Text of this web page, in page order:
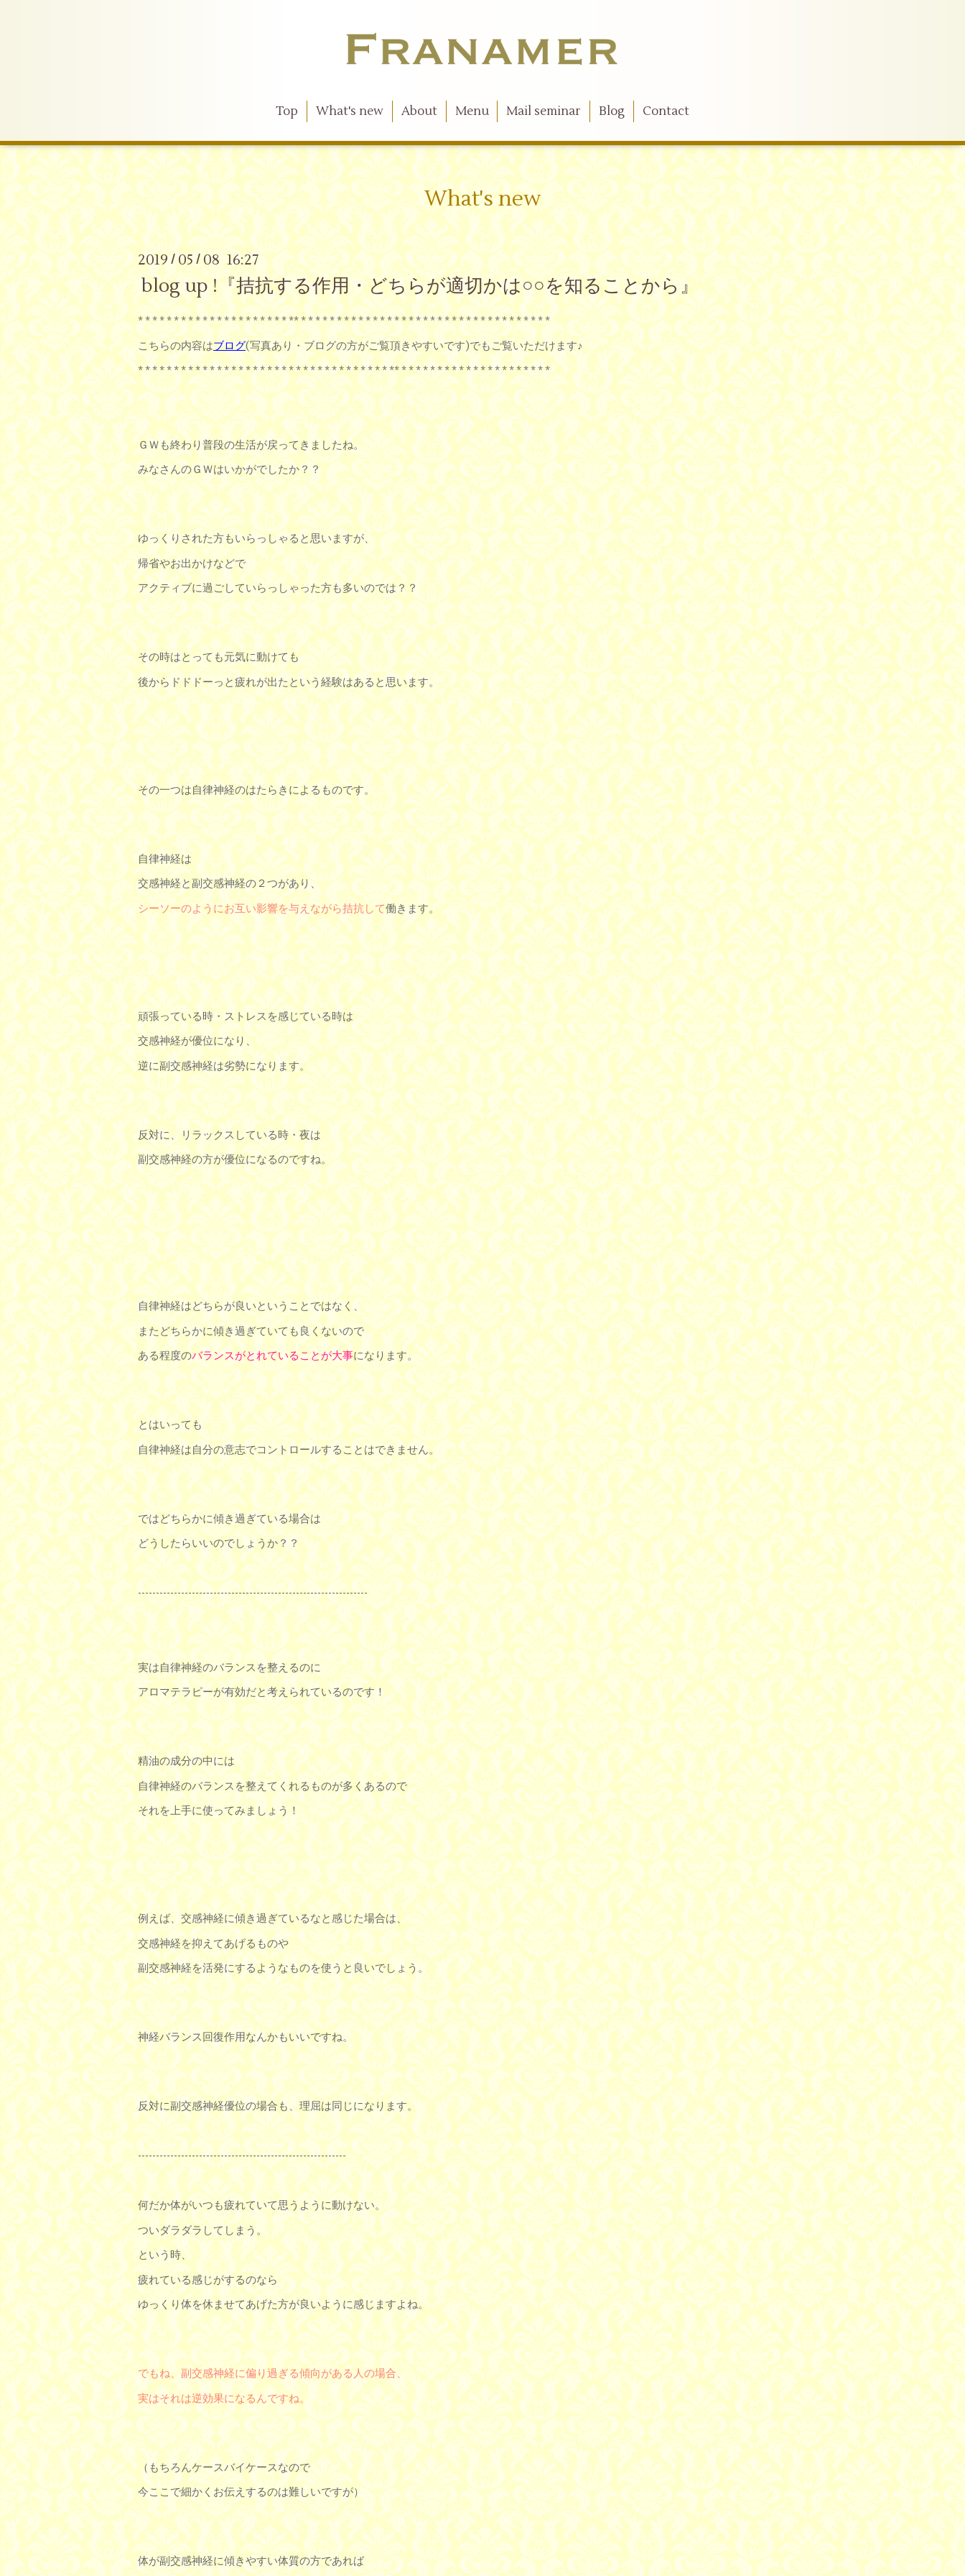
Top What's new About Menu Mail seminar Blog Contact
What's new
2019/05/08 16:27
blog up !『拮抗する作用・どちらが適切かは○○を知ることから』
* * * * * * * * * * * * * * * * * * * * * ** * * * * * * * * * * * * * * * * * * * * * * * * * * * * * * * * * * *
こちらの内容はブログ(写真あり・ブログの方がご覧頂きやすいです)でもご覧いただけます♪
* * * * * * * * * * * * * * * * * * * * * * * * * * * * * * * * * * * ** * * * * * * * * * * * * * * * * * * * * *
ＧＷも終わり普段の生活が戻ってきましたね。
みなさんのＧＷはいかがでしたか？？
ゆっくりされた方もいらっしゃると思いますが、
帰省やお出かけなどで
アクティブに過ごしていらっしゃった方も多いのでは？？
その時はとっても元気に動けても
後からドドドーっと疲れが出たという経験はあると思います。
その一つは自律神経のはたらきによるものです。
自律神経は
交感神経と副交感神経の２つがあり、
シーソーのようにお互い影響を与えながら拮抗して働きます。
頑張っている時・ストレスを感じている時は
交感神経が優位になり、
逆に副交感神経は劣勢になります。
反対に、リラックスしている時・夜は
副交感神経の方が優位になるのですね。
自律神経はどちらが良いということではなく、
またどちらかに傾き過ぎていても良くないので
ある程度のバランスがとれていることが大事になります。
とはいっても
自律神経は自分の意志でコントロールすることはできません。
ではどちらかに傾き過ぎている場合は
どうしたらいいのでしょうか？？
----------------------------------------------------------------
実は自律神経のバランスを整えるのに
アロマテラピーが有効だと考えられているのです！
精油の成分の中には
自律神経のバランスを整えてくれるものが多くあるので
それを上手に使ってみましょう！
例えば、交感神経に傾き過ぎているなと感じた場合は、
交感神経を抑えてあげるものや
副交感神経を活発にするようなものを使うと良いでしょう。
神経バランス回復作用なんかもいいですね。
反対に副交感神経優位の場合も、理屈は同じになります。
----------------------------------------------------------
何だか体がいつも疲れていて思うように動けない。
ついダラダラしてしまう。
という時、
疲れている感じがするのなら
ゆっくり体を休ませてあげた方が良いように感じますよね。
でもね、副交感神経に偏り過ぎる傾向がある人の場合、
実はそれは逆効果になるんですね。
（もちろんケースバイケースなので
今ここで細かくお伝えするのは難しいですが）
体が副交感神経に傾きやすい体質の方であれば